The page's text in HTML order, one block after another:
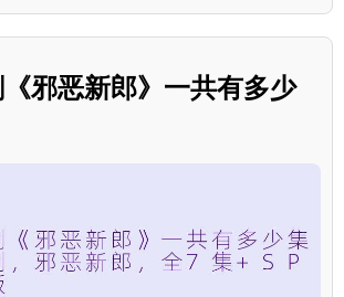
邪恶新郎》一共有多少